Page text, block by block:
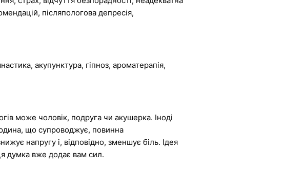
післяпологова депресія,
акупунктура, гіпноз, ароматерапія,
може чоловік, подруга чи акушерка. Іноді
що супроводжує, повинна
напругу і, відповідно, зменшує біль. Ідея
думка вже додає вам сил.